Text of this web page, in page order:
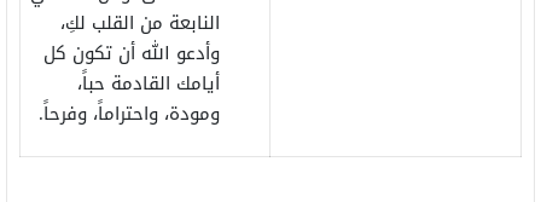
النابعة من القلب لكِ،
وأدعو الله أن تكون كل
أيامك القادمة حباً،
ومودة، واحتراماً، وفرحاً.